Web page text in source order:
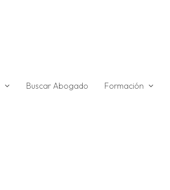
Buscar Abogado Formación